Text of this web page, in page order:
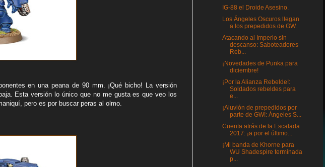
en una peana de 90 mm. ¡Qué bicho! La versión
Esta versión lo único que no me gusta es que veo los
pero es por buscar peras al olmo.
IG-88 el Droide Asesino.
Los Ángeles Oscuros llegan
a los prepedidos de GW.
Atacando al Imperio sin
descanso: Saboteadores
Reb...
¡Novedades de Punka para
diciembre!
¡Por la Alianza Rebelde!:
Soldados rebeldes para
e...
¡Aluvión de prepedidos por
parte de GW!: Ángeles S...
Cuenta atrás de la Escalada
2017: ¡a por el último...
¡Mi banda de Khorne para
WU Shadespire terminada
p...